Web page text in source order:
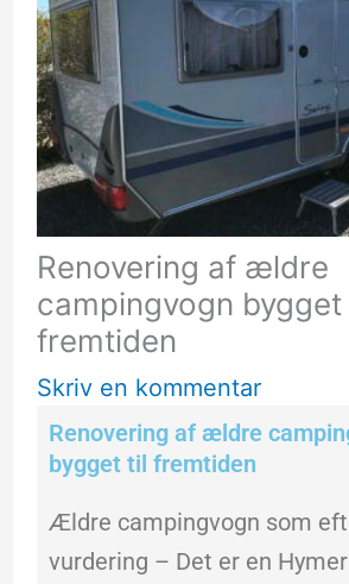
Renovering af ældre
campingvogn bygget
fremtiden
Skriv en kommentar
Renovering af ældre
bygget til fremtiden
Ældre campingvogn som
vurdering – Det er en